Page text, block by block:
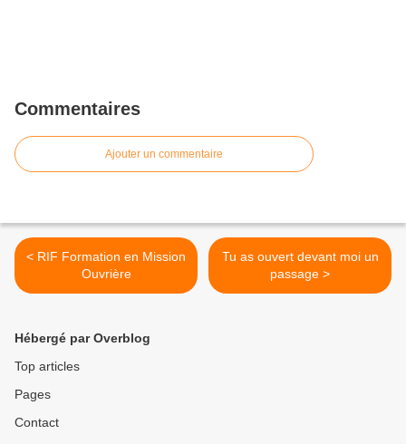
Commentaires
Ajouter un commentaire
< RIF Formation en Mission
Ouvrière
Tu as ouvert devant moi un
passage >
Hébergé par Overblog
Top articles
Pages
Contact